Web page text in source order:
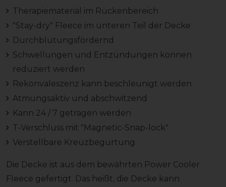
Therapiematerial im Rückenbereich
"Stay-dry" Fleece im unteren Teil der Decke
Durchblutungsfördernd
Schwellungen und Entzündungen können
reduziert werden
Rekonvaleszenz kann beschleunigt werden
Atmungsaktiv und abschwitzend
Kann 24 / 7 getragen werden
T-Verschluss mit "Magnetic-Snap-lock"
Verstellbare Kreuzbegurtung
Die Decke ist aus dem bewährten Power Cooler
Fleece gefertigt. Das heißt, die Decke kann